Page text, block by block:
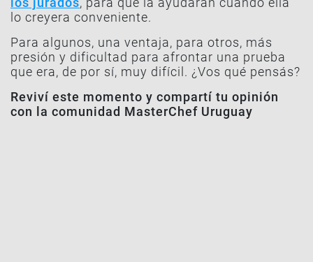
lo creyera conveniente.
Para algunos, una ventaja, para otros, más
presión y dificultad para afrontar una prueba
que era, de por sí, muy difícil. ¿Vos qué pensás?
Reviví este momento y compartí tu opinión
con la comunidad MasterChef Uruguay